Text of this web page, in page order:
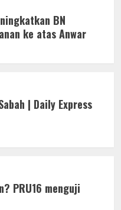
BN
ke atas Anwar
| Daily Express
PRU16 menguji